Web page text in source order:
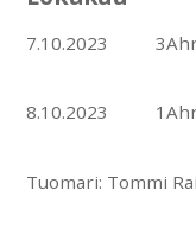
7.10.2023
8.10.2023
Tuomari: Tommi